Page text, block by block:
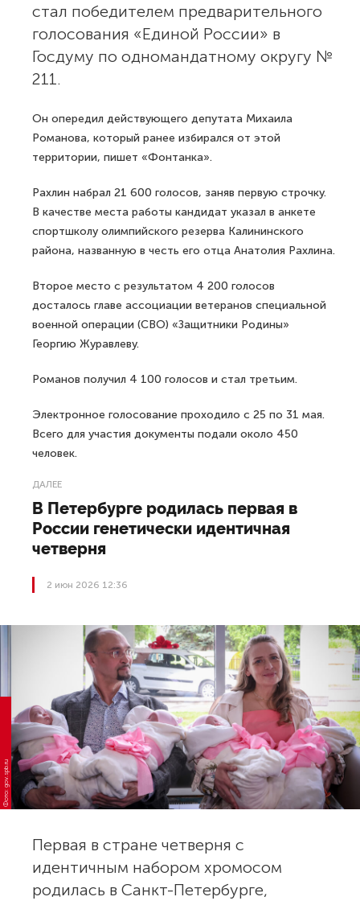
стал победителем предварительного
голосования «Единой России» в
Госдуму по одномандатному округу №
211.
Он опередил действующего депутата Михаила
Романова, который ранее избирался от этой
территории, пишет «Фонтанка».
Рахлин набрал 21 600 голосов, заняв первую строчку.
В качестве места работы кандидат указал в анкете
спортшколу олимпийского резерва Калининского
района, названную в честь его отца Анатолия Рахлина.
Второе место с результатом 4 200 голосов
досталось главе ассоциации ветеранов специальной
военной операции (СВО) «Защитники Родины»
Георгию Журавлеву.
Романов получил 4 100 голосов и стал третьим.
Электронное голосование проходило с 25 по 31 мая.
Всего для участия документы подали около 450
человек.
ДАЛЕЕ
В Петербурге родилась первая в
России генетически идентичная
четверня
2 июн 2026 12:36
Фото: gov.spb.ru
Первая в стране четверня с
идентичным набором хромосом
родилась в Санкт-Петербурге,